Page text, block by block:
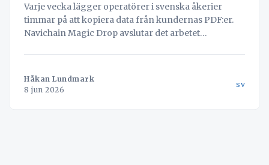
Varje vecka lägger operatörer i svenska åkerier
timmar på att kopiera data från kundernas PDF:er.
Navichain Magic Drop avslutar det arbetet
Håkan Lundmark
8 jun 2026
sv